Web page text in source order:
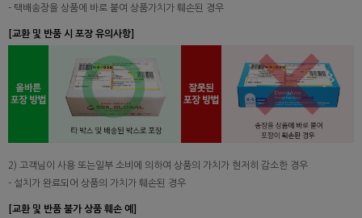
- 택배송장을 상품에 바로 붙여 상품가치가 훼손된 경우
[교환 및 반품 시 포장 유의사항]
2) 고객님이 사용 또는일부 소비에 의하여 상품의 가치가 현저히 감소한 경우
- 설치가 완료되어 상품의 가치가 훼손된 경우
[교환 및 반품 불가 상품 훼손 예]